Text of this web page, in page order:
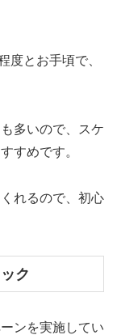
度とお手頃で、
多いので、スケ
すめです。
れるので、初心
ク
ンを実施してい